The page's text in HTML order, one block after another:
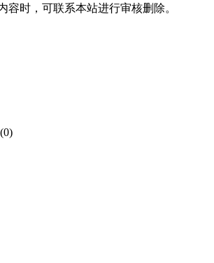
时，可联系本站进行审核删除。
(0)